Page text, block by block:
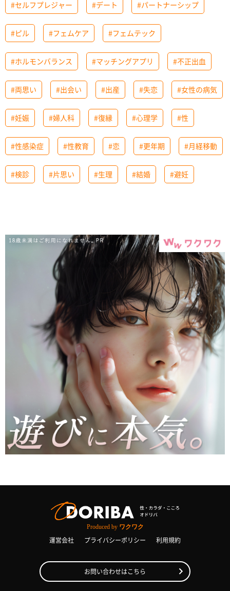
#セルフプレジャー #デート #パートナーシップ
#ピル #フェムケア #フェムテック
#ホルモンバランス #マッチングアプリ #不正出血
#両思い #出会い #出産 #失恋 #女性の病気
#妊娠 #婦人科 #復縁 #心理学 #性
#性感染症 #性教育 #恋 #更年期 #月経移動
#検診 #片思い #生理 #結婚 #避妊
Produced by ワクワク
運営会社 プライバシーポリシー 利用規約
お問い合わせはこちら